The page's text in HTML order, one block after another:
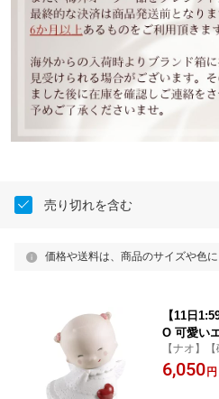
売り切れを含む
価格や送料は、商品のサイズや色
【11日
O 可愛い
【ナオ】
フィギュリ
6,050 円